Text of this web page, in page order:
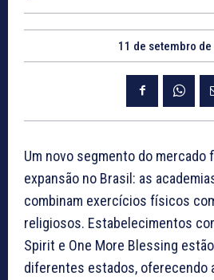
11 de setembro de
Um novo segmento do mercado
expansão no Brasil: as
combinam exercícios físicos
religiosos. Estabelecimentos
Spirit e One More Blessing
diferentes estados, oferecendo